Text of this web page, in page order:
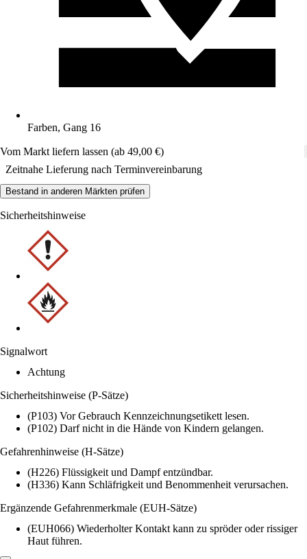
Farben, Gang 16
Vom Markt liefern lassen (ab 49,00 €)
Zeitnahe Lieferung nach Terminvereinbarung
Bestand in anderen Märkten prüfen
Sicherheitshinweise
Signalwort
Achtung
Sicherheitshinweise (P-Sätze)
(P103) Vor Gebrauch Kennzeichnungsetikett lesen.
(P102) Darf nicht in die Hände von Kindern gelangen.
Gefahrenhinweise (H-Sätze)
(H226) Flüssigkeit und Dampf entzündbar.
(H336) Kann Schläfrigkeit und Benommenheit verursachen.
Ergänzende Gefahrenmerkmale (EUH-Sätze)
(EUH066) Wiederholter Kontakt kann zu spröder oder rissiger
Haut führen.